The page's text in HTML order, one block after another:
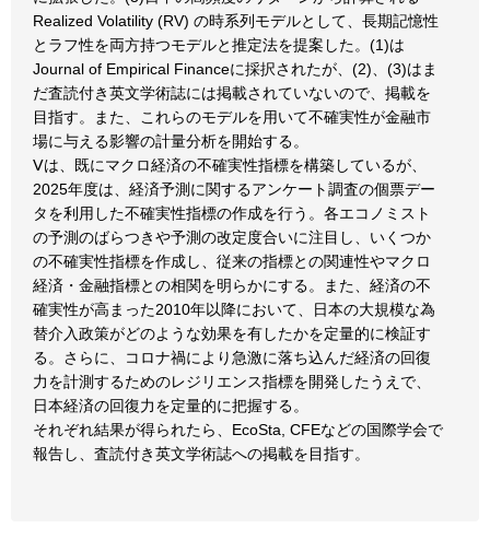
Realized Volatility (RV) の時系列モデルとして、長期記憶性
とラフ性を両方持つモデルと推定法を提案した。(1)は
Journal of Empirical Financeに採択されたが、(2)、(3)はま
だ査読付き英文学術誌には掲載されていないので、掲載を
目指す。また、これらのモデルを用いて不確実性が金融市
場に与える影響の計量分析を開始する。
Ⅴは、既にマクロ経済の不確実性指標を構築しているが、
2025年度は、経済予測に関するアンケート調査の個票デー
タを利用した不確実性指標の作成を行う。各エコノミスト
の予測のばらつきや予測の改定度合いに注目し、いくつか
の不確実性指標を作成し、従来の指標との関連性やマクロ
経済・金融指標との相関を明らかにする。また、経済の不
確実性が高まった2010年以降において、日本の大規模な為
替介入政策がどのような効果を有したかを定量的に検証す
る。さらに、コロナ禍により急激に落ち込んだ経済の回復
力を計測するためのレジリエンス指標を開発したうえで、
日本経済の回復力を定量的に把握する。
それぞれ結果が得られたら、EcoSta, CFEなどの国際学会で
報告し、査読付き英文学術誌への掲載を目指す。